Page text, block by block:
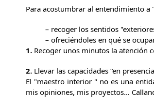
Para acostumbrar al entendimiento a
– recoger los sentidos
– ofreciéndoles en qué se
1. Recoger unos minutos la atención
2. Llevar las capacidades “en
El "maestro interior " no es una
mis opiniones, mis proyectos…